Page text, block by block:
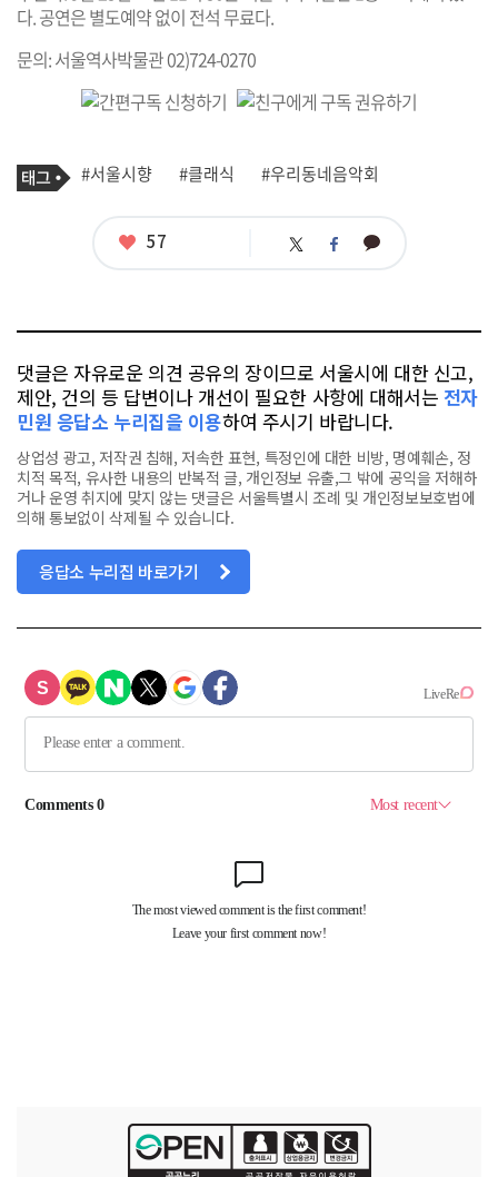
다. 공연은 별도예약 없이 전석 무료다.
문의: 서울역사박물관 02)724-0270
기
사
태
그
#서울시향 #클래식 #우리동네음악회
좋
57 트 페 카
댓글은 자유로운 의견 공유의 장이므로 서울시에 대한 신고,
제안, 건의 등 답변이나 개선이 필요한 사항에 대해서는 전자
민원 응답소 누리집을 이용하여 주시기 바랍니다.
상업성 광고, 저작권 침해, 저속한 표현, 특정인에 대한 비방, 명예훼손, 정
치적 목적, 유사한 내용의 반복적 글, 개인정보 유출,그 밖에 공익을 저해하
거나 운영 취지에 맞지 않는 댓글은 서울특별시 조례 및 개인정보보호법에
의해 통보없이 삭제될 수 있습니다.
응답소 누리집 바로가기